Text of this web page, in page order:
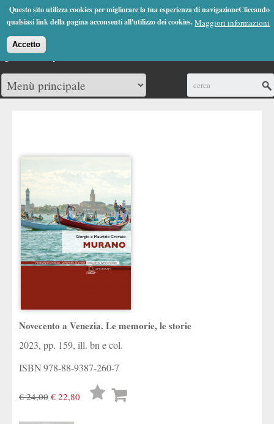
Questo sito utilizza cookies per migliorare la tua esperienza di navigazioneCliccando
qualsiasi link della pagina acconsenti all'utilizzo dei cookies.Maggiori informazioni
Accetto
Jump to Navigation
(0)
Novecento a Venezia. Le memorie, le storie
2023, pp. 159, ill. bn e col.
ISBN978-88-9387-260-7
€ 24,00 € 22,80
Lista